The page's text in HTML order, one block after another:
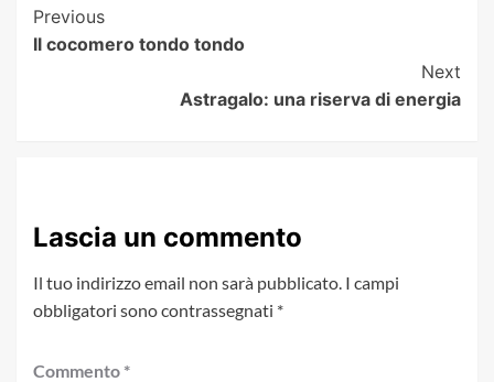
Post
Navigation
Previous
Il cocomero tondo tondo
Next
Astragalo: una riserva di energia
Lascia un commento
Il tuo indirizzo email non sarà pubblicato. I campi
obbligatori sono contrassegnati *
Commento *